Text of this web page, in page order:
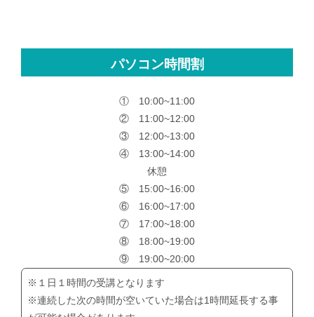
パソコン時間割
① 10:00~11:00
② 11:00~12:00
③ 12:00~13:00
④ 13:00~14:00
休憩
⑤ 15:00~16:00
⑥ 16:00~17:00
⑦ 17:00~18:00
⑧ 18:00~19:00
⑨ 19:00~20:00
※１日１時間の受講となります
※連続した次の時間が空いていた場合は1時間延長する事